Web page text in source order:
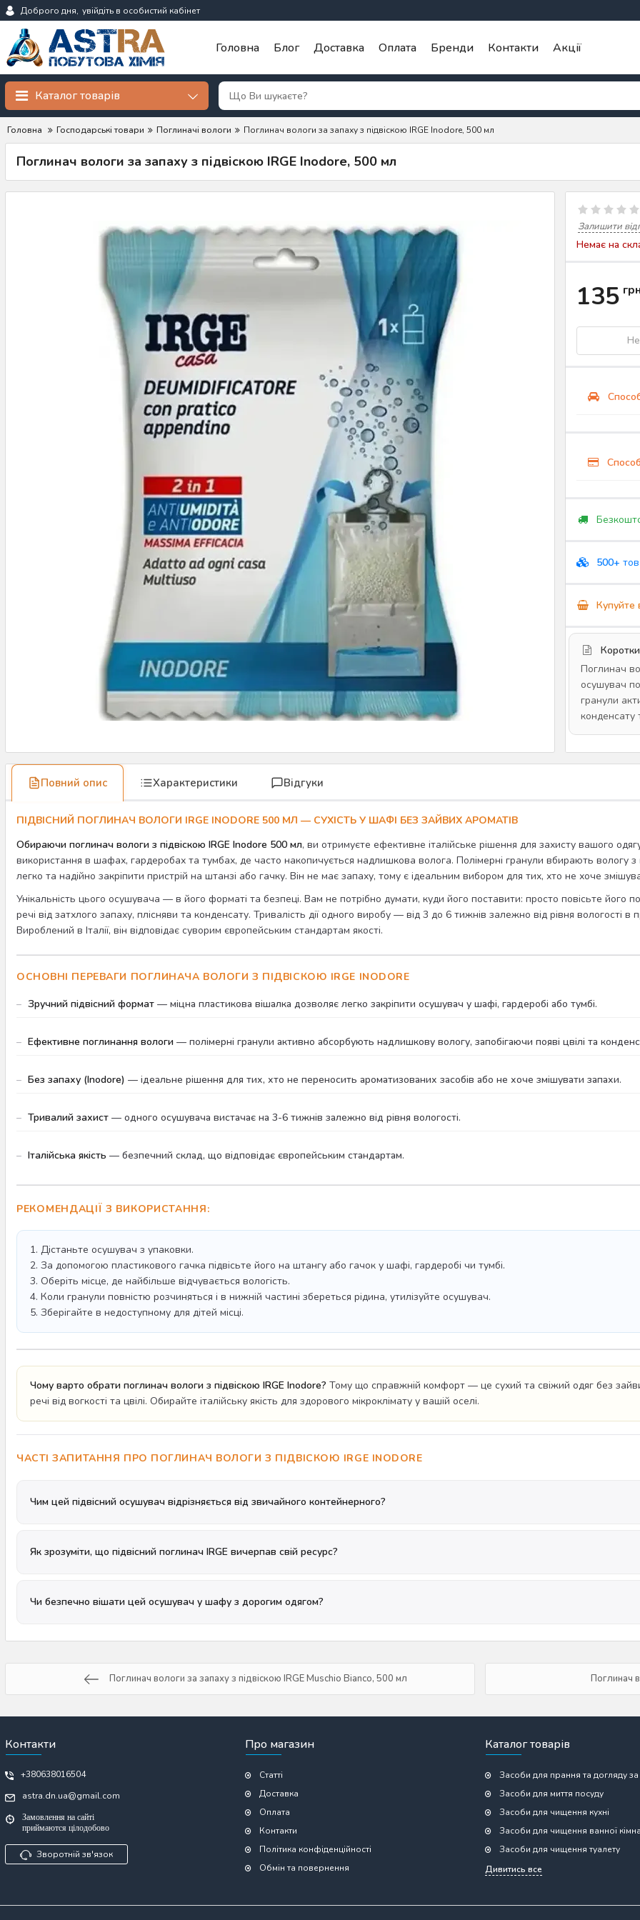
Доброго дня, увійдіть в особистий кабінет
Головна Блог Доставка Оплата Бренди Контакти Акції
Каталог товарів
Головна Господарські товари Поглиначі вологи Поглинач вологи за запаху з підвіскою IRGE Inodore, 500 мл
Поглинач вологи за запаху з підвіскою IRGE Inodore, 500 мл
Залишити
Немає на
135
500+
Купуйте
Поглинач
осушувач
гранули
конденсату
Повний опис Характеристики Відгуки
ПІДВІСНИЙ ПОГЛИНАЧ ВОЛОГИ IRGE INODORE 500 МЛ — СУХІСТЬ У ШАФІ БЕЗ ЗАЙВИХ АРОМАТІВ
Обираючи поглинач вологи з підвіскою IRGE Inodore 500 мл, ви отримуєте ефективне італійське рішення для захисту вашого
використання в шафах, гардеробах та тумбах, де часто накопичується надлишкова волога. Полімерні гранули вбирають вологу з
легко та надійно закріпити пристрій на штанзі або гачку. Він не має запаху, тому є ідеальним вибором для тих, хто не хоче
Унікальність цього осушувача — в його форматі та безпеці. Вам не потрібно думати, куди його поставити: просто повісьте
речі від затхлого запаху, плісняви та конденсату. Тривалість дії одного виробу — від 3 до 6 тижнів залежно від рівня вологості в
Вироблений в Італії, він відповідає суворим європейським стандартам якості.
ОСНОВНІ ПЕРЕВАГИ ПОГЛИНАЧА ВОЛОГИ З ПІДВІСКОЮ IRGE INODORE
Зручний підвісний формат — міцна пластикова вішалка дозволяє легко закріпити осушувач у шафі, гардеробі або тумбі.
Ефективне поглинання вологи — полімерні гранули активно абсорбують надлишкову вологу, запобігаючи появі цвілі та
Без запаху (Inodore) — ідеальне рішення для тих, хто не переносить ароматизованих засобів або не хоче змішувати запахи.
Тривалий захист — одного осушувача вистачає на 3-6 тижнів залежно від рівня вологості.
Італійська якість — безпечний склад, що відповідає європейським стандартам.
РЕКОМЕНДАЦІЇ З ВИКОРИСТАННЯ:
1. Дістаньте осушувач з упаковки.
2. За допомогою пластикового гачка підвісьте його на штангу або гачок у шафі, гардеробі чи тумбі.
3. Оберіть місце, де найбільше відчувається вологість.
4. Коли гранули повністю розчиняться і в нижній частині збереться рідина, утилізуйте осушувач.
5. Зберігайте в недоступному для дітей місці.
Чому варто обрати поглинач вологи з підвіскою IRGE Inodore? Тому що справжній комфорт — це сухий та свіжий одяг без
речі від вогкості та цвілі. Обирайте італійську якість для здорового мікроклімату у вашій оселі.
ЧАСТІ ЗАПИТАННЯ ПРО ПОГЛИНАЧ ВОЛОГИ З ПІДВІСКОЮ IRGE INODORE
Чим цей підвісний осушувач відрізняється від звичайного контейнерного?
Як зрозуміти, що підвісний поглинач IRGE вичерпав свій ресурс?
Чи безпечно вішати цей осушувач у шафу з дорогим одягом?
Поглинач вологи за запаху з підвіскою IRGE Muschio Bianco, 500 мл Поглинач
Контакти
+380638016504
astra.dn.ua@gmail.com
Замовлення на сайті
приймаются цілодобово
Зворотній зв'язок
Про магазин
Статті
Доставка
Оплата
Контакти
Політика конфіденційності
Обмін та повернення
Каталог товарів
Засоби для прання та догляду
Засоби для миття посуду
Засоби для чищення кухні
Засоби для чищення ванної
Засоби для чищення туалету
Дивитись все